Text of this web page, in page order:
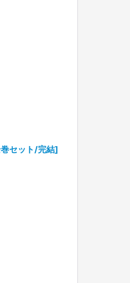
セット/完結]